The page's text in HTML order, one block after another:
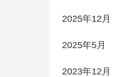
2025年12月
2025年5月
2023年12月